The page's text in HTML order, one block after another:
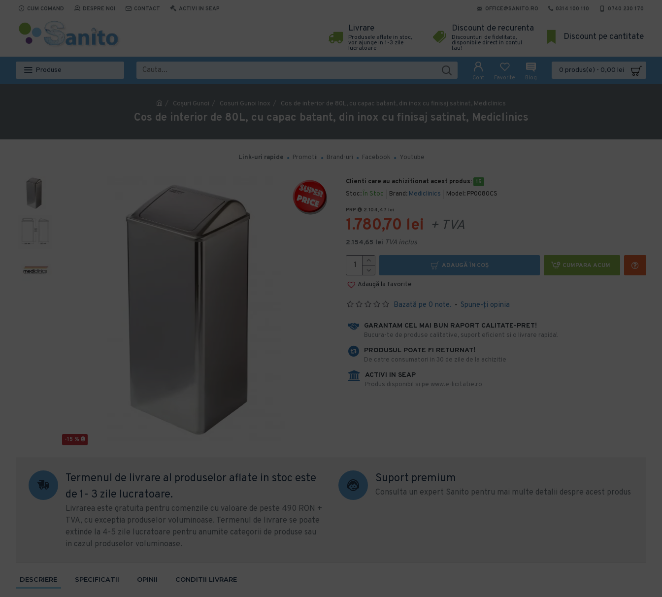
CUM COMAND DESPRE NOI CONTACT ACTIVI IN SEAP OFFICE@SANITO.RO 0314 100 110 0740 230 170
Livrare
Produsele aflate in stoc,
vor ajunge in 1-3 zile
lucratoare
Discount de recurenta
Discounturi de fidelitate,
disponibile direct in contul
tau!
Discount pe cantitate
Produse
Cont Favorite Blog
0 produs(e) - 0,00 lei
Coşuri Gunoi Cosuri Gunoi Inox Cos de interior de 80L, cu capac batant, din inox cu finisaj satinat, Mediclinics
Cos de interior de 80L, cu capac batant, din inox cu finisaj satinat, Mediclinics
Link-uri rapide Promotii Brand-uri Facebook Youtube
-15 %
Clienti care au achizitionat acest produs: 15
Stoc: În Stoc Brand: Mediclinics Model: PP0080CS
Bazată pe 0 note. - Spune-ţi opinia
PRP 2.104,47 lei
1.780,70 lei + TVA
2.154,65 lei TVA inclus
ADAUGĂ ÎN COŞ CUMPARA ACUM
Adaugă la favorite
GARANTAM CEL MAI BUN RAPORT CALITATE-PRET!
​Bucura-te de produse calitative, suport eficient si o livrare rapida!
PRODUSUL POATE FI RETURNAT!
De catre consumatori in 30 de zile de la achizitie
ACTIVI IN SEAP
Produs disponibil si pe www.e-licitatie.ro
Termenul de livrare al produselor aflate in stoc este
de 1- 3 zile lucratoare.
Livrarea este gratuita pentru comenzile cu valoare de peste 490 RON +
TVA, cu exceptia produselor voluminoase. Termenul de livrare se poate
extinde la 4-5 zile lucratoare pentru anumite categorii de produse sau
in cazul produselor voluminoase.
Suport premium
Consulta un expert Sanito pentru mai multe detalii despre acest produs
DESCRIERE SPECIFICATII OPINII CONDITII LIVRARE